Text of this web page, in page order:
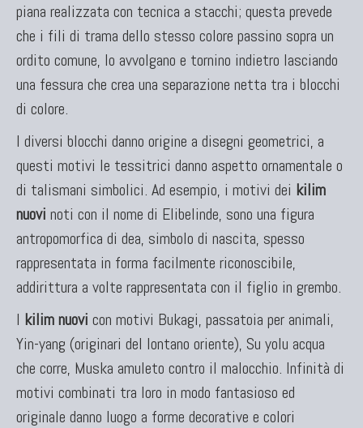
piana realizzata con tecnica a stacchi; questa prevede
che i fili di trama dello stesso colore passino sopra un
ordito comune, lo avvolgano e tornino indietro lasciando
una fessura che crea una separazione netta tra i blocchi
di colore.
I diversi blocchi danno origine a disegni geometrici, a
questi motivi le tessitrici danno aspetto ornamentale o
di talismani simbolici. Ad esempio, i motivi dei kilim
nuovi noti con il nome di Elibelinde, sono una figura
antropomorfica di dea, simbolo di nascita, spesso
rappresentata in forma facilmente riconoscibile,
addirittura a volte rappresentata con il figlio in grembo.
I kilim nuovi con motivi Bukagi, passatoia per animali,
Yin-yang (originari del lontano oriente), Su yolu acqua
che corre, Muska amuleto contro il malocchio. Infinità di
motivi combinati tra loro in modo fantasioso ed
originale danno luogo a forme decorative e colori